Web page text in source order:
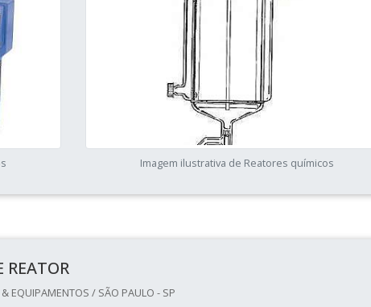
Imagem ilustrativa de Reatores químicos
REATOR
& EQUIPAMENTOS / SÃO PAULO - SP